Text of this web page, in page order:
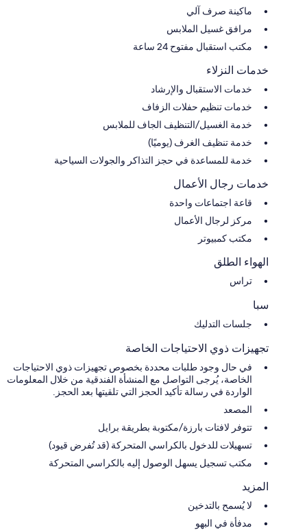
ماكينة صرف آلي
مرافق غسيل الملابس
مكتب استقبال مفتوح 24 ساعة
خدمات النزلاء
خدمات الاستقبال والإرشاد
خدمات تنظيم حفلات الزفاف
خدمة الغسيل/التنظيف الجاف للملابس
خدمة تنظيف الغرف (يوميًا)
خدمة للمساعدة في حجز التذاكر والجولات السياحية
خدمات رجال الأعمال
قاعة اجتماعات واحدة
مركز لرجال الأعمال
مكتب كمبيوتر
الهواء الطلق
تراس
سبا
جلسات التدليك
تجهيزات ذوي الاحتياجات الخاصة
في حال وجود طلبات محددة بخصوص تجهيزات ذوي الاحتياجات
الخاصة، يُرجى التواصل مع المنشأة الفندقية من خلال المعلومات
الواردة في رسالة تأكيد الحجز التي تلقيتها بعد الحجز.
المصعد
تتوفر لافتات بارزة/مكتوبة بطريقة برايل
تسهيلات للدخول بالكراسي المتحركة (قد تُفرض قيود)
مكتب تسجيل يسهل الوصول إليه بالكراسي المتحركة
المزيد
لا يُسمح بالتدخين
مدفأة في البهو